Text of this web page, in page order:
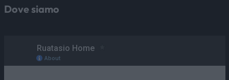
Dove siamo